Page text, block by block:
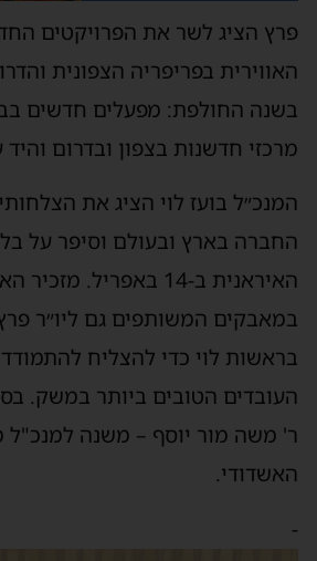
פרץ הציג לשר את הפרויקטים
האווירית בפריפריה הצפונית
בשנה החולפת: מפעלים חדשים
מרכזי חדשנות בצפון ובדרום והיד
המנכ״ל בועז לוי הציג את
החברה בארץ ובעולם וסיפר על
האיראנית ב-14 באפריל.
במאבקים המשותפים גם ליו״ר
בראשות לוי כדי להצליח
העובדים הטובים ביותר במשק.
ר' משה מור יוסף – משנה למנכ"ל
האשדודי.
-